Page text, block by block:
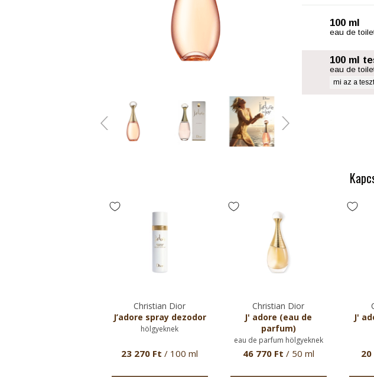
100 ml
eau de
100 ml
eau de
mi az a
Christian Dior
J’adore spray dezodor
hölgyeknek
23 270 Ft / 100 ml
Christian Dior
J' adore (eau de
parfum)
eau de parfum hölgyeknek
46 770 Ft / 50 ml
J'